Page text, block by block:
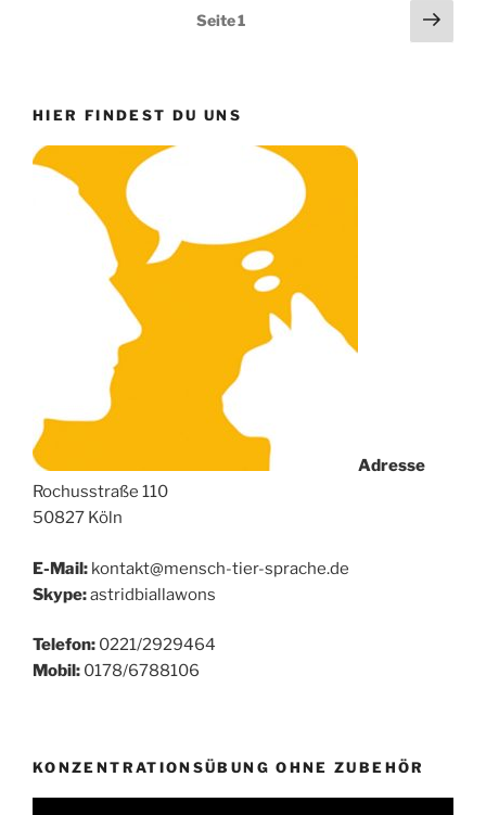
Seitennummerierung
Seite1
HIER FINDEST DU UNS
Adresse
Rochusstraße 110
50827 Köln
E-Mail: kontakt@mensch-tier-sprache.de
Skype:astridbiallawons
Telefon: 0221/2929464
Mobil: 0178/6788106
KONZENTRATIONSÜBUNG OHNE ZUBEHÖR